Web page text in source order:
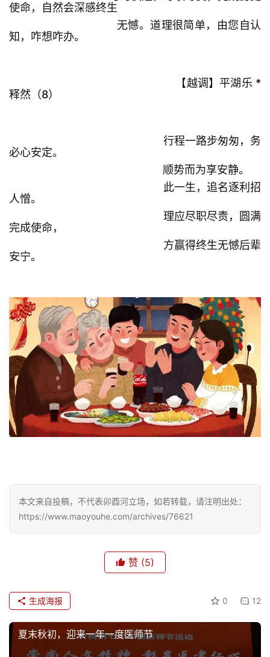
使命，自然会深感终生
无憾。道理很简单，由您自认
知，咋想咋办。
【越调】平湖乐 *
释然（8）
行程一路步匆匆，务
必心安定。
顺势而为享安静。
此一生，追名逐利招
人憎。
理应尽职尽责，圆满
完成使命，
方赢得终生无憾后辈
安宁。
本文来自投稿，不代表卯酉河立场，如若转载，请注明出处：
https://www.maoyouhe.com/archives/76621
赞 (5)
0 12
生成海报
夏末秋初，迎来一年一度医师节